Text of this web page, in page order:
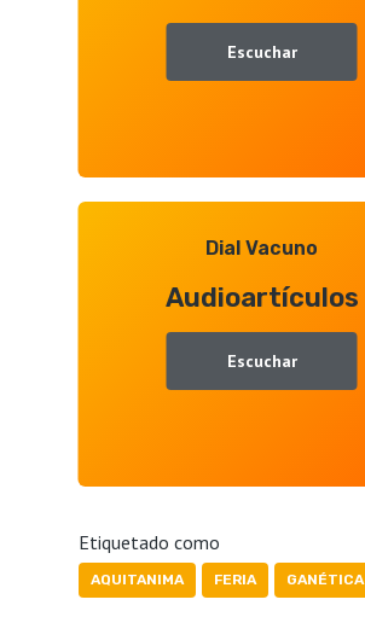
Escuchar
Dial Vacuno
Audioartículos
Escuchar
Etiquetado como
AQUITANIMA FERIA GANÉTICA